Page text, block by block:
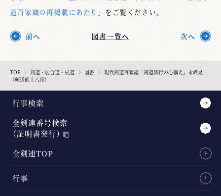
道百家箴の再掲載にあたり 」をご覧ください。
前へ 図書一覧へ 次へ
TOP 剣道・居合道・杖道 図書
現代剣道百家箴「剣道修行の心構え」永峰晃
（剣道範士八段）
行事検索
全剣連番号検索
（証明書発行）
全剣連TOP
行事